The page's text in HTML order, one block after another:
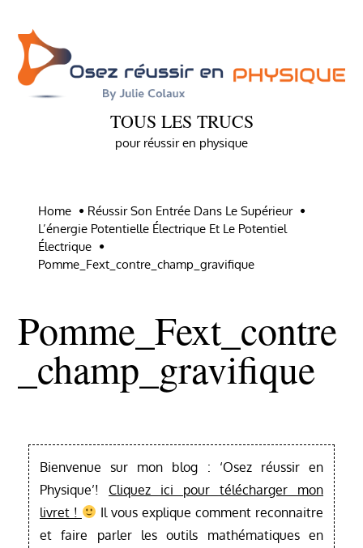
content
TOUS LES TRUCS
pour réussir en physique
Home
Réussir Son Entrée Dans Le Supérieur
L’énergie Potentielle Électrique Et Le Potentiel
Électrique
Pomme_Fext_contre_champ_gravifique
Pomme_Fext_contre
_champ_gravifique
Bienvenue sur mon blog : ‘Osez réussir en
Physique’! Cliquez ici pour télécharger mon
livret !
Il vous explique comment reconnaitre
et faire parler les outils mathématiques en